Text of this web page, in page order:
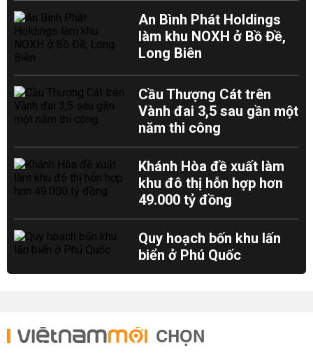
An Bình Phát Holdings
làm khu NOXH ở Bồ Đề,
Long Biên
Cầu Thượng Cát trên
Vành đai 3,5 sau gần một
năm thi công
Khánh Hòa đề xuất làm
khu đô thị hỗn hợp hơn
49.000 tỷ đồng
Quy hoạch bốn khu lấn
biển ở Phú Quốc
CHỌN